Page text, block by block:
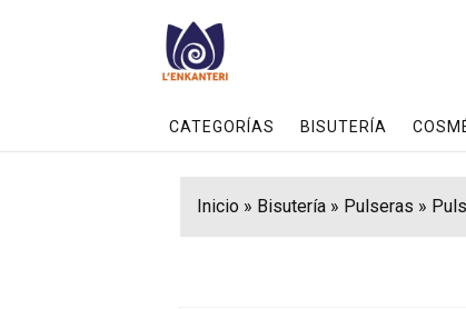
CATEGORÍAS BISUTERÍA
Inicio» Bisutería» Pulseras »